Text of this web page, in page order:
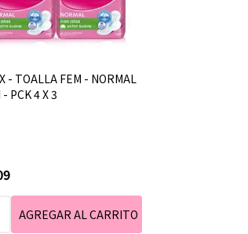
- TOALLA FEM - NORMAL
PCK 4 X 3